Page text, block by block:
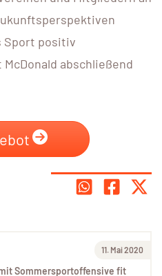
Sport positiv
abschließend
11. Mai 2020
Sommersportoffensive fit